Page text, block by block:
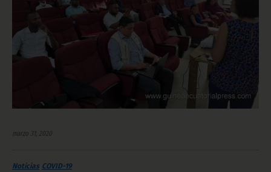
marzo 31, 2020
Noticias COVID-19